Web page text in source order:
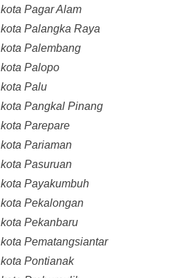
Pagar Alam
Palangka Raya
Palembang
Palopo
Palu
Pangkal Pinang
Parepare
Pariaman
Pasuruan
Payakumbuh
Pekalongan
Pekanbaru
Pematangsiantar
Pontianak